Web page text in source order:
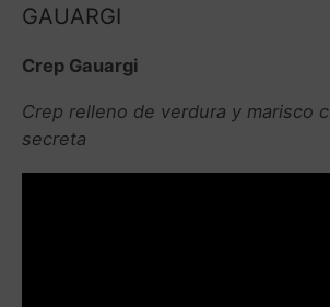
GAUARGI
Crep Gauargi
Crep relleno de verdura y marisco
secreta